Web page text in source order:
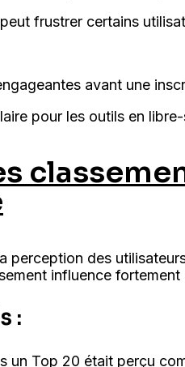
frustrer certains
avant une
pour les outils en
perception des
influence fortement
:
un Top 20 était perçu